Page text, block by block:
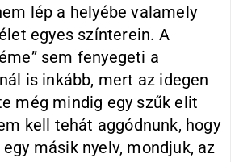
lép a helyébe valamely
egyes színterein. A
sem fenyegeti a
is inkább, mert az idegen
még mindig egy szűk elit
kell tehát aggódnunk, hogy
másik nyelv, mondjuk, az